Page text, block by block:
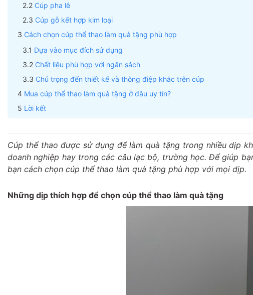
Cúp pha lê
Cúp gỗ kết hợp kim loại
Cách chọn cúp thể thao làm quà tặng phù hợp
Dựa vào mục đích sử dụng
Chất liệu phù hợp với ngân sách
Chú trọng đến thiết kế và thông điệp khắc trên cúp
Mua cúp thể thao làm quà tặng ở đâu uy tín?
Lời kết
Cúp thể thao được sử dụng để làm quà tặng trong nhiều dịp
doanh nghiệp hay trong các câu lạc bộ, trường học. Để giúp
bạn cách chọn cúp thể thao làm quà tặng phù hợp với mọi dịp.
Những dịp thích hợp để chọn cúp thể thao làm quà tặng